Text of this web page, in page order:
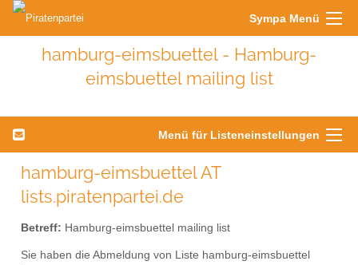
Sympa Menü
hamburg-eimsbuettel - Hamburg-
eimsbuettel mailing list
Menü für Listeneinstellungen
hamburg-eimsbuettel AT
lists.piratenpartei.de
Betreff: Hamburg-eimsbuettel mailing list
Sie haben die Abmeldung von Liste hamburg-eimsbuettel